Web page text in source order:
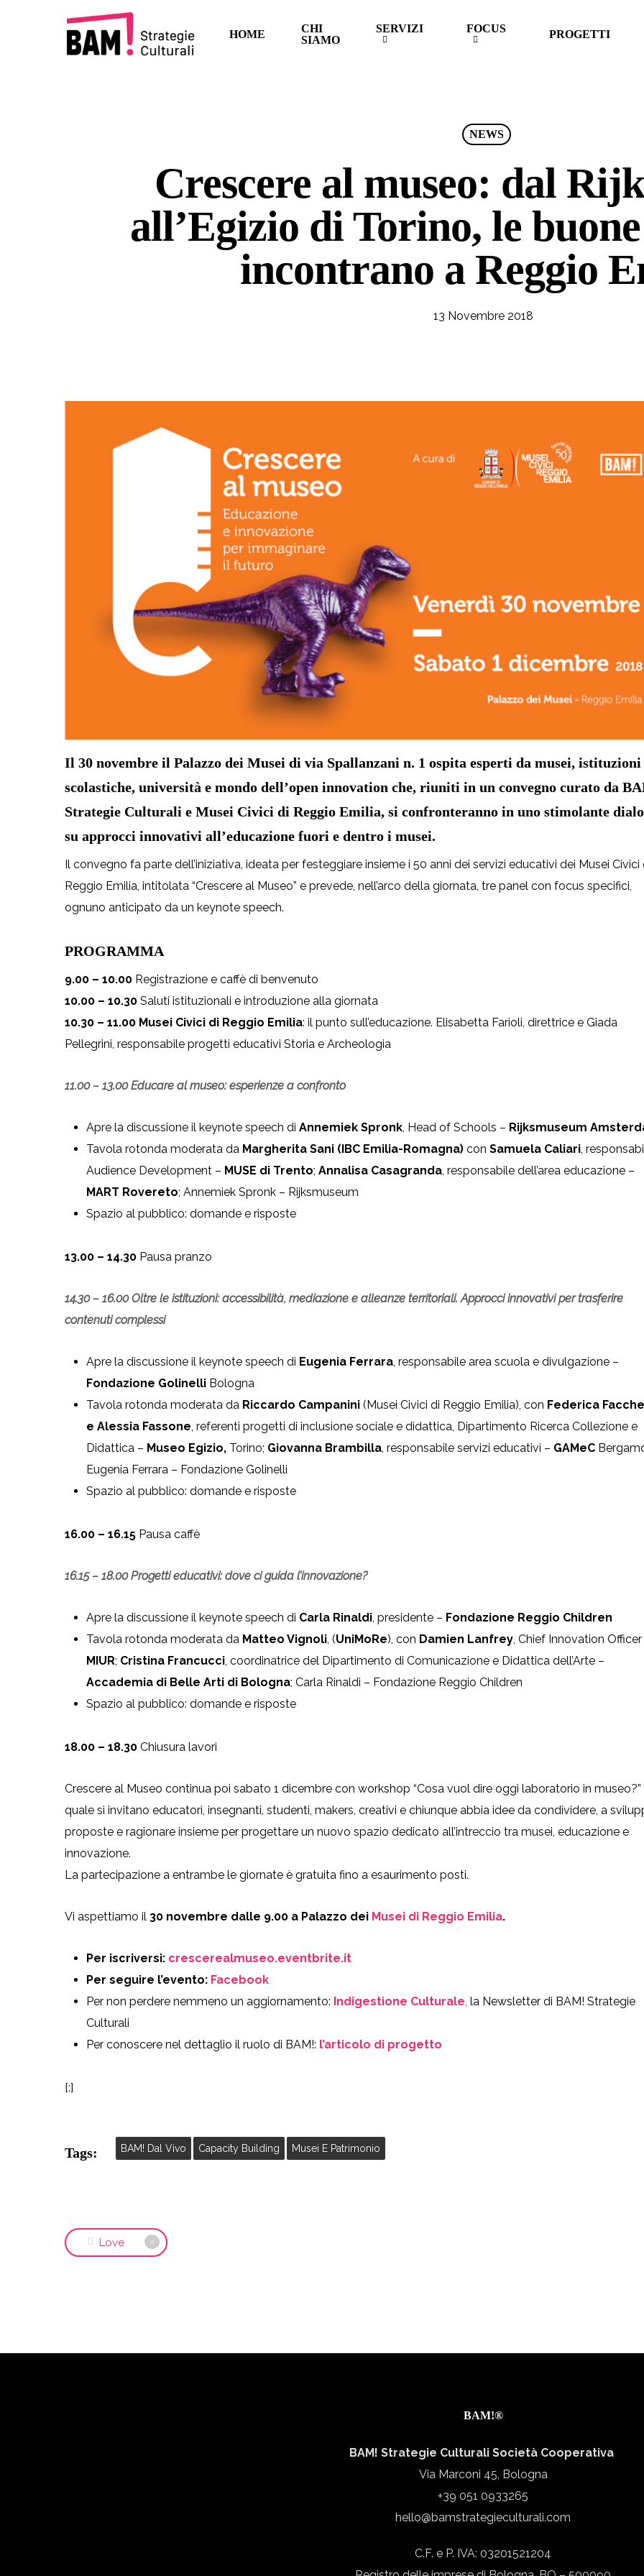
HOME
CHI
SIAMO
SERVIZI FOCUS PROGETTI
NEWS
Crescere al museo: dal
all’Egizio di Torino, le
incontrano a Reggio
13 Novembre 2018
Il 30 novembre il Palazzo dei Musei di via Spallanzani n. 1 ospita esperti da musei, istituzioni
scolastiche, università e mondo dell’open innovation che, riuniti in un convegno curato da
Strategie Culturali e Musei Civici di Reggio Emilia, si confronteranno in uno stimolante
su approcci innovativi all’educazione fuori e dentro i musei.
Il convegno fa parte dell’iniziativa, ideata per festeggiare insieme i 50 anni dei servizi educativi dei Musei Civici
Reggio Emilia, intitolata “Crescere al Museo” e prevede, nell’arco della giornata, tre panel con focus specifici,
ognuno anticipato da un keynote speech.
PROGRAMMA
9.00 – 10.00 Registrazione e caffè di benvenuto
10.00 – 10.30 Saluti istituzionali e introduzione alla giornata
10.30 – 11.00 Musei Civici di Reggio Emilia: il punto sull’educazione. Elisabetta Farioli, direttrice e Giada
Pellegrini, responsabile progetti educativi Storia e Archeologia
11.00 – 13.00Educare al museo: esperienze a confronto
Apre la discussione il keynote speech di Annemiek Spronk, Head of Schools – Rijksmuseum
Tavola rotonda moderata da Margherita Sani (IBC Emilia-Romagna) con Samuela Caliari,
Audience Development – MUSE di Trento; Annalisa Casagranda, responsabile dell’area educazione –
MART Rovereto; Annemiek Spronk – Rijksmuseum
Spazio al pubblico: domande e risposte
13.00 – 14.30 Pausa pranzo
14.30 – 16.00Oltre le istituzioni: accessibilità, mediazione e alleanze territoriali. Approcci innovativi per trasferire
contenuti complessi
Apre la discussione il keynote speech di Eugenia Ferrara, responsabile area scuola e divulgazione –
Fondazione Golinelli Bologna
Tavola rotonda moderata da Riccardo Campanini (Musei Civici di Reggio Emilia), con Federica
e Alessia Fassone, referenti progetti di inclusione sociale e didattica, Dipartimento Ricerca Collezione e
Didattica – Museo Egizio, Torino; Giovanna Brambilla, responsabile servizi educativi – GAMeC
Eugenia Ferrara – Fondazione Golinelli
Spazio al pubblico: domande e risposte
16.00 – 16.15 Pausa caffè
16.15 – 18.00 Progetti educativi: dove ci guida l’innovazione?
Apre la discussione il keynote speech di Carla Rinaldi, presidente – Fondazione Reggio Children
Tavola rotonda moderata da Matteo Vignoli, (UniMoRe), con Damien Lanfrey, Chief Innovation Officer
MIUR; Cristina Francucci, coordinatrice del Dipartimento di Comunicazione e Didattica dell’Arte –
Accademia di Belle Arti di Bologna; Carla Rinaldi – Fondazione Reggio Children
Spazio al pubblico: domande e risposte
18.00 – 18.30 Chiusura lavori
Crescere al Museo continua poi sabato 1 dicembre con workshop “Cosa vuol dire oggi laboratorio in museo?”
quale si invitano educatori, insegnanti, studenti, makers, creativi e chiunque abbia idee da condividere, a
proposte e ragionare insieme per progettare un nuovo spazio dedicato all’intreccio tra musei, educazione e
innovazione.
La partecipazione a entrambe le giornate è gratuita fino a esaurimento posti.
Vi aspettiamo il 30 novembre dalle 9.00 a Palazzo dei Musei di Reggio Emilia.
Per iscriversi: crescerealmuseo.eventbrite.it
Per seguire l’evento: Facebook
Per non perdere nemmeno un aggiornamento: Indigestione Culturale, la Newsletter di BAM! Strategie
Culturali
Per conoscere nel dettaglio il ruolo di BAM!: l’articolo di progetto
[:]
Tags: BAM! Dal Vivo Capacity Building Musei E Patrimonio
Love 0
BAM!®
BAM! Strategie Culturali Società Cooperativa
Via Marconi 45, Bologna
+39 051 0933265
hello@bamstrategieculturali.com
C.F. e P. IVA: 03201521204